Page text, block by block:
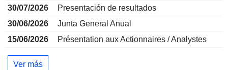
30/07/2026
Presentación de resultados
30/06/2026
Junta General Anual
15/06/2026
Présentation aux Actionnaires / Analystes
Ver más